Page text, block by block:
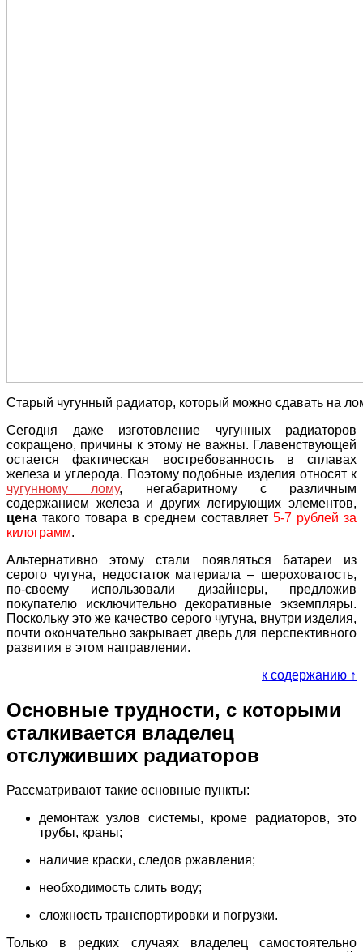
Старый чугунный радиатор, который можно сдавать на
Сегодня даже изготовление чугунных радиаторов
сокращено, причины к этому не важны. Главенствующей
остается фактическая востребованность в сплавах
железа и углерода. Поэтому подобные изделия относят к
чугунному лому, негабаритному с различным
содержанием железа и других легирующих элементов,
цена такого товара в среднем составляет 5-7 рублей за
килограмм.
Альтернативно этому стали появляться батареи из
серого чугуна, недостаток материала – шероховатость,
по-своему использовали дизайнеры, предложив
покупателю исключительно декоративные экземпляры.
Поскольку это же качество серого чугуна, внутри изделия,
почти окончательно закрывает дверь для перспективного
развития в этом направлении.
к содержанию ↑
Основные трудности, с которыми
сталкивается владелец
отслуживших радиаторов
Рассматривают такие основные пункты:
демонтаж узлов системы, кроме радиаторов, это
трубы, краны;
наличие краски, следов ржавления;
необходимость слить воду;
сложность транспортировки и погрузки.
Только в редких случаях владелец самостоятельно